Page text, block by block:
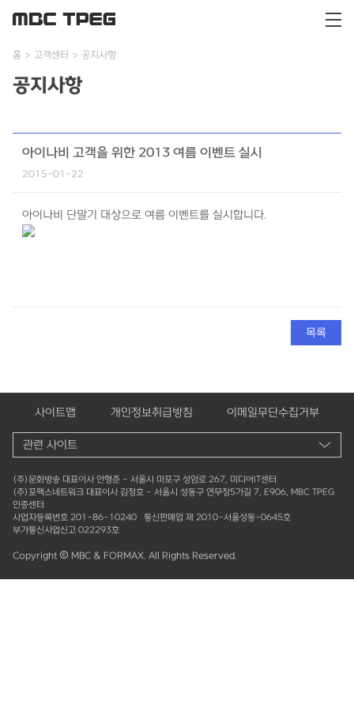
홈 고객센터 공지사항
공지사항
아이나비 고객을 위한 2013 여름 이벤트 실시
2015-01-22
아이나비 단말기 대상으로 여름 이벤트를 실시합니다.
목록
사이트맵 개인정보취급방침 이메일무단수집거부
(주)문화방송 대표이사 안형준 - 서울시 마포구 성암로 267, 미디어IT센터
(주)포맥스네트워크 대표이사 김정호 - 서울시 성동구 연무장5가길 7, E906, MBC TPEG
인증센터
사업자등록번호 201-86-10240 통신판매업 제 2010-서울성동-0645호
부가통신사업신고 022293호
Copyright MBC & FORMAX. All Rights Reserved.